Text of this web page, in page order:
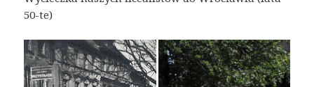
50-te)